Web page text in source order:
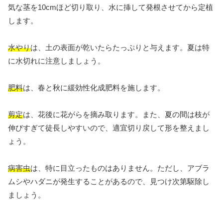
気な茎を10cmほど切り取り、水に挿して発根させてから定植
します。
水やりは、土の表面が乾いたらたっぷりと与えます。夏は特
に水切れに注意しましょう。
肥料は、春と秋に緩効性化成肥料を施します。
剪定は、花後に花がらを摘み取ります。また、夏の間は枝が
伸びすぎて徒長しやすいので、適宜切り戻して形を整えまし
ょう。
病害虫は、特に目立ったものはありません。ただし、アブラ
ムシやハダニが発生することがあるので、見つけ次第駆除し
ましょう。